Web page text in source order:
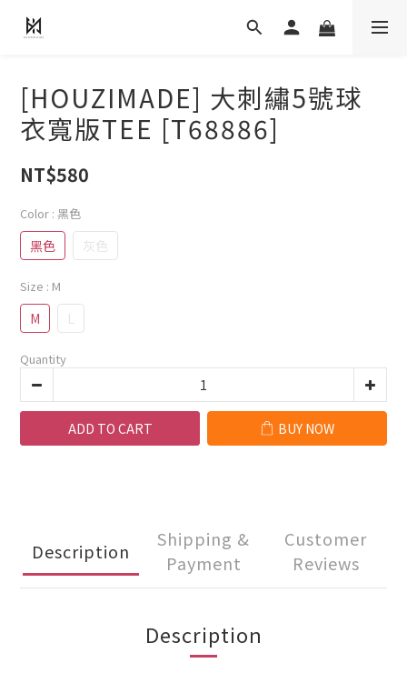
[HOUZIMADE] 大刺繡5號球
衣寬版TEE [T68886]
NT$580
Color : 黑色
黑色 灰色
Size : M
M L
Quantity
ADD TO CART BUY NOW
Description
Shipping &
Payment
Customer
Reviews
Description